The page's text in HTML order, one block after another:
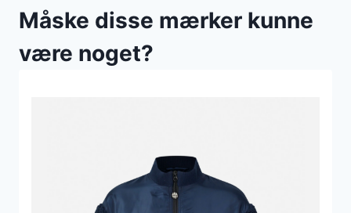
Måske disse mærker kunne
være noget?